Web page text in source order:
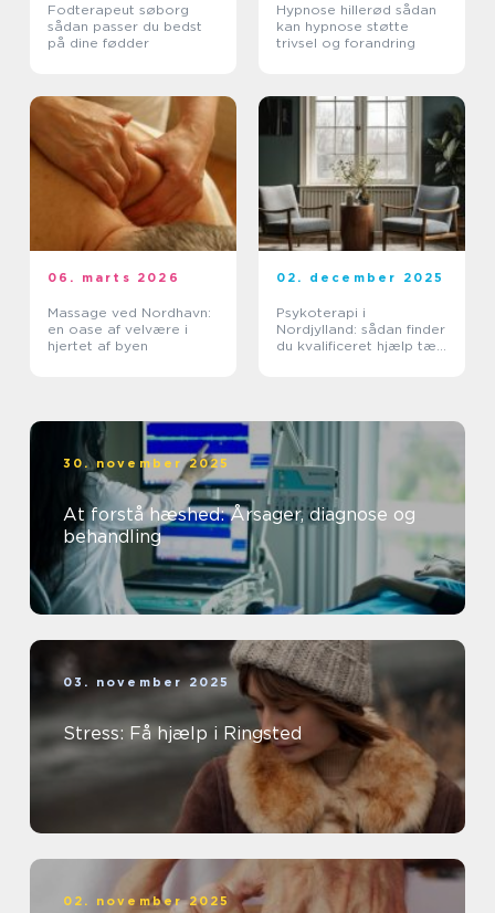
Fodterapeut søborg
sådan passer du bedst
på dine fødder
Hypnose hillerød sådan
kan hypnose støtte
trivsel og forandring
06. marts 2026
Massage ved Nordhavn:
en oase af velvære i
hjertet af byen
02. december 2025
Psykoterapi i
Nordjylland: sådan finder
du kvalificeret hjælp tæt
30. november 2025
At forstå hæshed: Årsager, diagnose og
behandling
03. november 2025
Stress: Få hjælp i Ringsted
02. november 2025